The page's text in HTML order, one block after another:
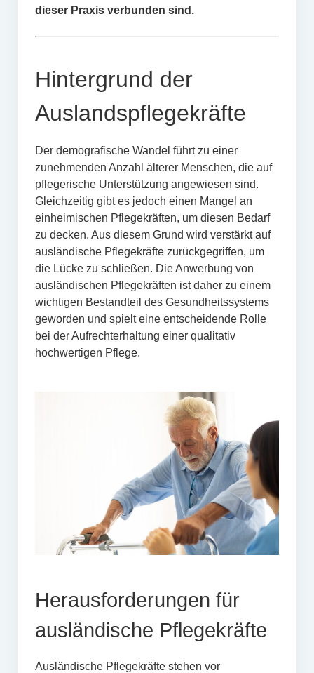
dieser Praxis verbunden sind.
Hintergrund der
Auslandspflegekräfte
Der demografische Wandel führt zu einer
zunehmenden Anzahl älterer Menschen, die auf
pflegerische Unterstützung angewiesen sind.
Gleichzeitig gibt es jedoch einen Mangel an
einheimischen Pflegekräften, um diesen Bedarf
zu decken. Aus diesem Grund wird verstärkt auf
ausländische Pflegekräfte zurückgegriffen, um
die Lücke zu schließen. Die Anwerbung von
ausländischen Pflegekräften ist daher zu einem
wichtigen Bestandteil des Gesundheitssystems
geworden und spielt eine entscheidende Rolle
bei der Aufrechterhaltung einer qualitativ
hochwertigen Pflege.
Herausforderungen für
ausländische Pflegekräfte
Ausländische Pflegekräfte stehen vor